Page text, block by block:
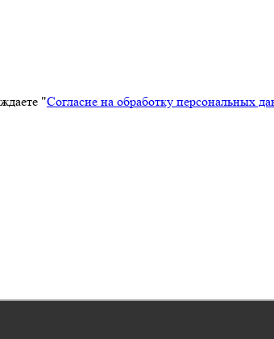
"Согласие на обработку персональных